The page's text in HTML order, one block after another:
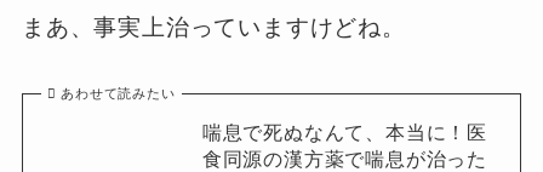
まあ、事実上治っていますけどね。
あわせて読みたい
喘息で死ぬなんて、本当に！医
食同源の漢方薬で喘息が治った